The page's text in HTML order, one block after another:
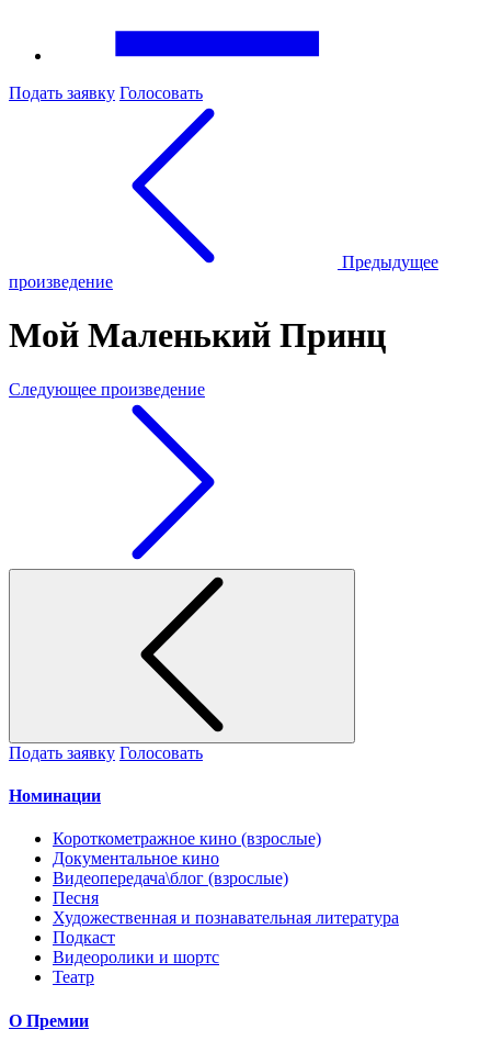
Подать заявку Голосовать
Предыдущее
произведение
Мой Маленький Принц
Следующее произведение
Подать заявку Голосовать
Номинации
Короткометражное кино (взрослые)
Документальное кино
Видеопередача\блог (взрослые)
Песня
Художественная и познавательная литература
Подкаст
Видеоролики и шортс
Театр
О Премии